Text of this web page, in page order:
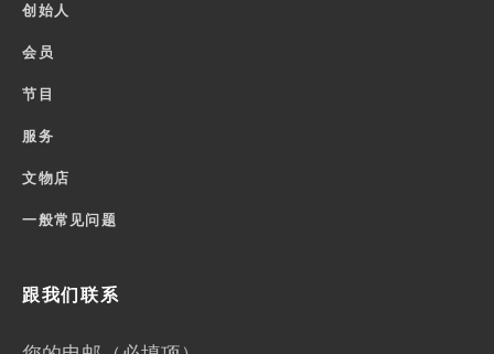
创始人
会员
节目
服务
文物店
一般常见问题
跟我们联系